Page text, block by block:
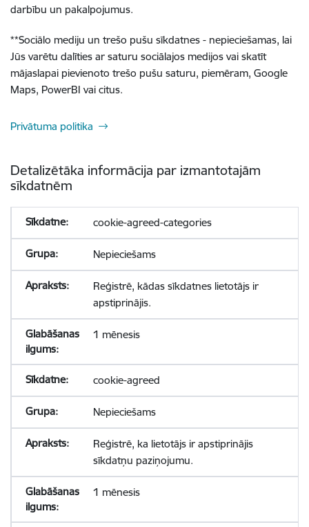
darbību un pakalpojumus.
**Sociālo mediju un trešo pušu sīkdatnes - nepieciešamas, lai
Jūs varētu dalīties ar saturu sociālajos medijos vai skatīt
mājaslapai pievienoto trešo pušu saturu, piemēram, Google
Maps, PowerBI vai citus.
Privātuma politika
Detalizētāka informācija par izmantotajām
sīkdatnēm
cookie-agreed-categories
Nepieciešams
Reģistrē, kādas sīkdatnes lietotājs ir
apstiprinājis.
1 mēnesis
cookie-agreed
Nepieciešams
Reģistrē, ka lietotājs ir apstiprinājis
sīkdatņu paziņojumu.
1 mēnesis